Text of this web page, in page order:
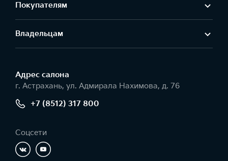
Покупателям
Владельцам
Адрес салонa
г. Астрахань, ул. Адмирала Нахимова, д. 76
+7 (8512) 317 800
Соцсети